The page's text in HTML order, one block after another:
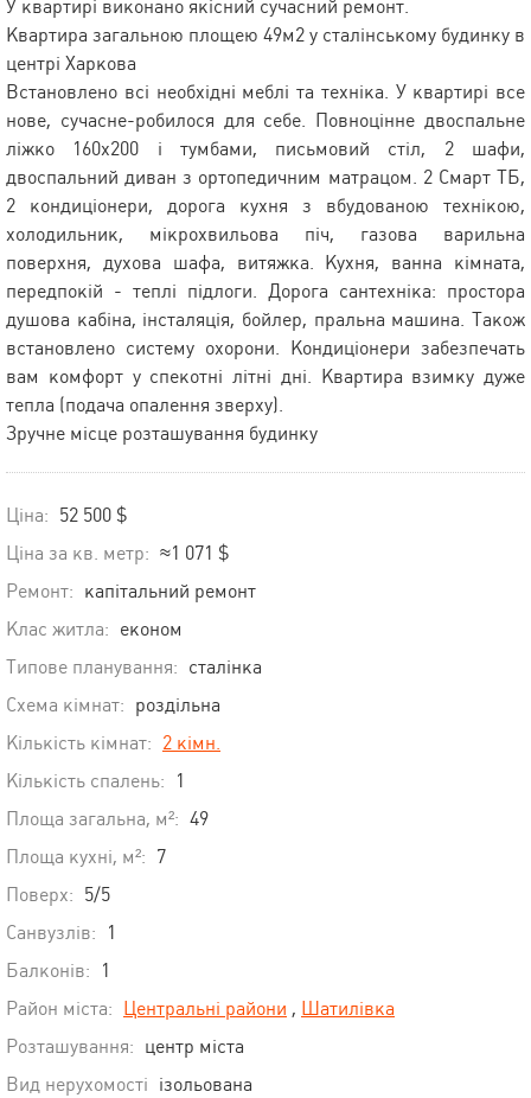
У квартирі виконано якісний сучасний ремонт.
Квартира загальною площею 49м2 у сталінському будинку в
центрі Харкова
Встановлено всі необхідні меблі та техніка. У квартирі все
нове, сучасне-робилося для себе. Повноцінне двоспальне
ліжко 160х200 і тумбами, письмовий стіл, 2 шафи,
двоспальний диван з ортопедичним матрацом. 2 Смарт ТБ,
2 кондиціонери, дорога кухня з вбудованою технікою,
холодильник, мікрохвильова піч, газова варильна
поверхня, духова шафа, витяжка. Кухня, ванна кімната,
передпокій - теплі підлоги. Дорога сантехніка: простора
душова кабіна, інсталяція, бойлер, пральна машина. Також
встановлено систему охорони. Кондиціонери забезпечать
вам комфорт у спекотні літні дні. Квартира взимку дуже
тепла (подача опалення зверху).
Зручне місце розташування будинку
Ціна: 52 500 $
Ціна за кв. метр: ≈1 071 $
Ремонт: капітальний ремонт
Клас житла: економ
Типове планування: сталінка
Схема кімнат: роздільна
Кількість кімнат: 2 кімн.
Кількість спалень:
1
Площа загальна, м²: 49
Площа кухні, м²: 7
Поверх: 5/5
Санвузлів:
1
Балконів:
1
Район міста: Центральні райони , Шатилівка
Розташування: центр міста
Вид нерухомості ізольована